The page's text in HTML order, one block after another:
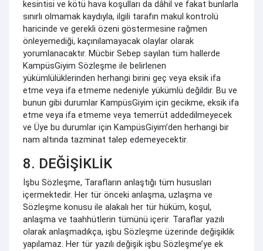
kesintisi ve kötü hava koşulları da dâhil ve fakat bunlarla
sınırlı olmamak kaydıyla, ilgili tarafın makul kontrolü
haricinde ve gerekli özeni göstermesine rağmen
önleyemediği, kaçınılamayacak olaylar olarak
yorumlanacaktır. Mücbir Sebep sayılan tüm hallerde
KampüsGiyim Sözleşme ile belirlenen
yükümlülüklerinden herhangi birini geç veya eksik ifa
etme veya ifa etmeme nedeniyle yükümlü değildir. Bu ve
bunun gibi durumlar KampüsGiyim için gecikme, eksik ifa
etme veya ifa etmeme veya temerrüt addedilmeyecek
ve Üye bu durumlar için KampüsGiyim’den herhangi bir
nam altında tazminat talep edemeyecektir.
8. DEĞİŞİKLİK
İşbu Sözleşme, Tarafların anlaştığı tüm hususları
içermektedir. Her tür önceki anlaşma, uzlaşma ve
Sözleşme konusu ile alakalı her tür hüküm, koşul,
anlaşma ve taahhütlerin tümünü içerir. Taraflar yazılı
olarak anlaşmadıkça, işbu Sözleşme üzerinde değişiklik
yapılamaz. Her tür yazılı değişik işbu Sözleşme’ye ek